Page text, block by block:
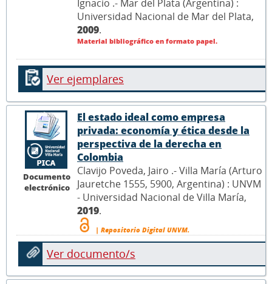
Ignacio .- Mar del Plata (Argentina) :
Universidad Nacional de Mar del Plata,
2009.
Material bibliográfico en formato papel.
Ver ejemplares
Documento
electrónico
El estado ideal como empresa
privada: economía y ética desde la
perspectiva de la derecha en
Colombia
Clavijo Poveda, Jairo .- Villa María (Arturo
Jauretche 1555, 5900, Argentina) : UNVM
- Universidad Nacional de Villa María,
2019.
| Repositorio Digital UNVM.
Ver documento/s